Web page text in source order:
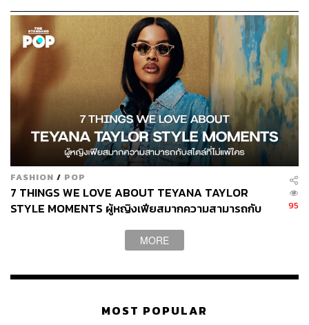
FASHION / POP
7 THINGS WE LOVE ABOUT TEYANA TAYLOR
STYLE MOMENTS ผู้หญิงเฟียสมากความสามารถกับ
95
MORE
MOST POPULAR